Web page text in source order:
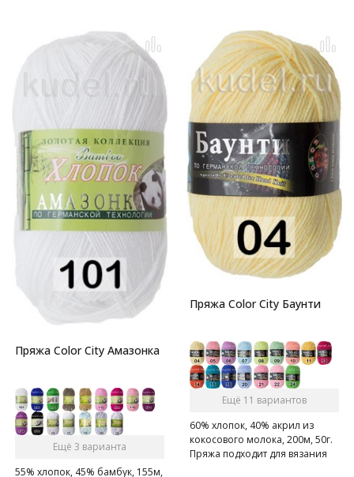
Пряжа Color City Амазонка
Ещё 3 варианта
55% хлопок, 45% бамбук, 155м,
Пряжа Color City Баунти
Ещё 11 вариантов
60% хлопок, 40% акрил из
кокосового молока, 200м, 50г.
Пряжа подходит для вязания